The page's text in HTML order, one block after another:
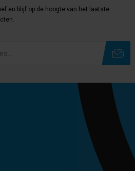
en blijf op de hoogte van het laatste